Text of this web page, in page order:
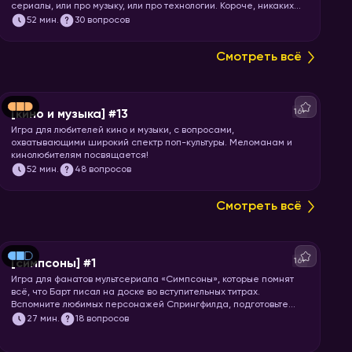
сериалы, или про музыку, или про технологии. Короче, никаких
специфических знаний не требуется! Только вы и ваше
52 мин. 30 вопросов
Смотреть всё
[кино и музыка] #13 16+
Игра для любителей кино и музыки, с вопросами,
охватывающими широкий спектр поп-культуры. Меломанам и
кинолюбителям посвящается!
52 мин. 48 вопросов
Смотреть всё
[симпсоны] #1 16+
Игра для фанатов мультсериала «Симпсоны», которые помнят
всё, что Барт писал на доске во вступительных титрах.
Вспомните любимых персонажей Спрингфилда, подготовьте
упаковку пончиков и запускайте хоум!
27 мин. 18 вопросов